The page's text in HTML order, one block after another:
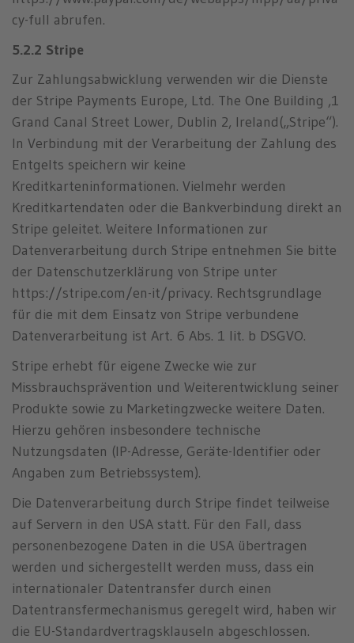
cy-full abrufen.
5.2.2 Stripe
Zur Zahlungsabwicklung verwenden wir die Dienste
der Stripe Payments Europe, Ltd. The One Building ,1
Grand Canal Street Lower, Dublin 2, Ireland(„Stripe“).
In Verbindung mit der Verarbeitung der Zahlung des
Entgelts speichern wir keine
Kreditkarteninformationen. Vielmehr werden
Kreditkartendaten oder die Bankverbindung direkt an
Stripe geleitet. Weitere Informationen zur
Datenverarbeitung durch Stripe entnehmen Sie bitte
der Datenschutzerklärung von Stripe unter
https://stripe.com/en-it/privacy. Rechtsgrundlage
für die mit dem Einsatz von Stripe verbundene
Datenverarbeitung ist Art. 6 Abs. 1 lit. b DSGVO.
Stripe erhebt für eigene Zwecke wie zur
Missbrauchsprävention und Weiterentwicklung seiner
Produkte sowie zu Marketingzwecke weitere Daten.
Hierzu gehören insbesondere technische
Nutzungsdaten (IP-Adresse, Geräte-Identifier oder
Angaben zum Betriebssystem).
Die Datenverarbeitung durch Stripe findet teilweise
auf Servern in den USA statt. Für den Fall, dass
personenbezogene Daten in die USA übertragen
werden und sichergestellt werden muss, dass ein
internationaler Datentransfer durch einen
Datentransfermechanismus geregelt wird, haben wir
die EU-Standardvertragsklauseln abgeschlossen.